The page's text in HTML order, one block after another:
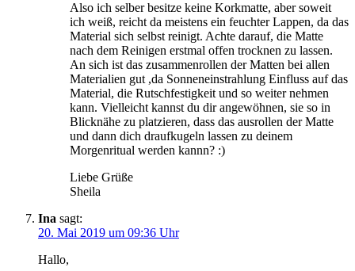
Also ich selber besitze keine Korkmatte, aber soweit
ich weiß, reicht da meistens ein feuchter Lappen, da das
Material sich selbst reinigt. Achte darauf, die Matte
nach dem Reinigen erstmal offen trocknen zu lassen.
An sich ist das zusammenrollen der Matten bei allen
Materialien gut ,da Sonneneinstrahlung Einfluss auf das
Material, die Rutschfestigkeit und so weiter nehmen
kann. Vielleicht kannst du dir angewöhnen, sie so in
Blicknähe zu platzieren, dass das ausrollen der Matte
und dann dich draufkugeln lassen zu deinem
Morgenritual werden kannn? :)
Liebe Grüße
Sheila
Ina sagt:
20. Mai 2019 um 09:36 Uhr
Hallo,